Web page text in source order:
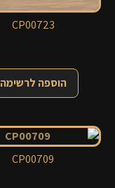
CP00723
הוספה לרשימה
CP00709